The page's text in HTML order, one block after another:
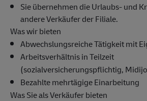
Sie übernehmen die Urlaubs- und
andere Verkäufer der Filiale.
Was wir bieten
Abwechslungsreiche Tätigkeit mit
Arbeitsverhältnis in Teilzeit
(sozialversicherungspflichtig,
Bezahlte mehrtägige Einarbeitung
Was Sie als Verkäufer bieten